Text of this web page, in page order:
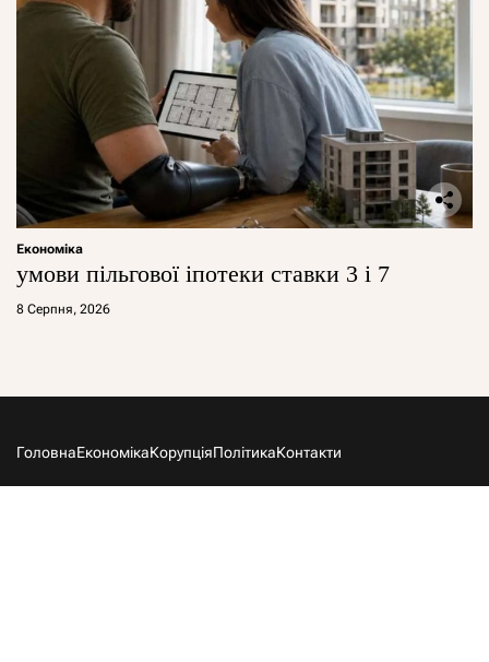
Економіка
умови пільгової іпотеки ставки 3 і 7
8 Серпня, 2026
ГоловнаЕкономікаКорупціяПолітикаКонтакти